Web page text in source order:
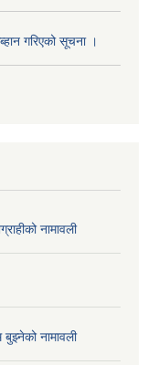
गरिएको सूचना ।
नामावली
नामावली